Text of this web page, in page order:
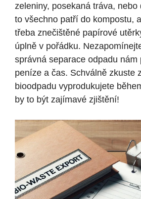
zeleniny, posekaná tráva,
to všechno patří do kompostu,
třeba znečištěné papírové
úplně v pořádku.
správná separace odpadu nám
peníze a čas. Schválně zkuste
bioodpadu vyprodukujete
by to být zajímavé zjištění!